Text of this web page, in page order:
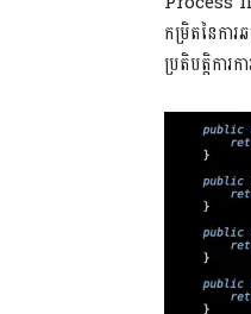
កម្រិតនៃកា
ប្រតិបត្តិកា